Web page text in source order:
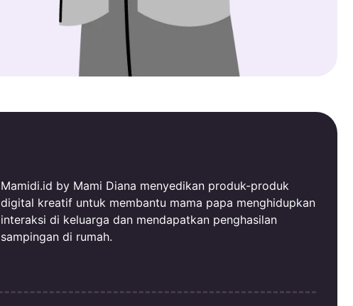
Mamidi.id by Mami Diana menyedikan produk-produk
digital kreatif untuk membantu mama papa menghidupkan
interaksi di keluarga dan mendapatkan penghasilan
sampingan di rumah.